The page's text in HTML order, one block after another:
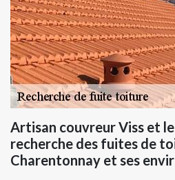
Artisan couvreur Viss et
recherche des fuites de
Charentonnay et ses